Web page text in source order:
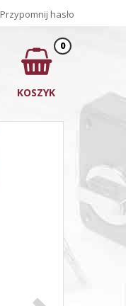
Przypomnij hasło
0
KOSZYK